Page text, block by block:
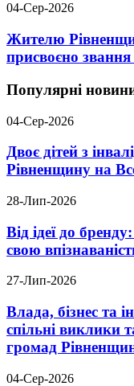
04-Сер-2026
Жителю
присвоєно
Популярні
04-Сер-2026
Двоє дітей з
Рівненщину на
28-Лип-2026
Від ідеї до
свою
27-Лип-2026
Влада, бізнес та
спільні виклики
громад
04-Сер-2026